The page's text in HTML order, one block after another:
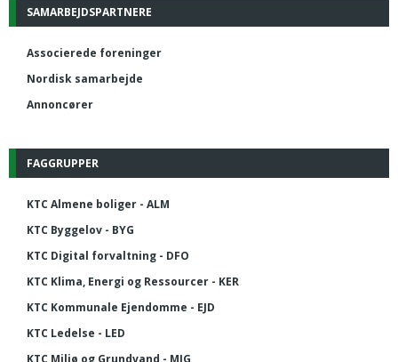
SAMARBEJDSPARTNERE
Associerede foreninger
Nordisk samarbejde
Annoncører
FAGGRUPPER
KTC Almene boliger - ALM
KTC Byggelov - BYG
KTC Digital forvaltning - DFO
KTC Klima, Energi og Ressourcer - KER
KTC Kommunale Ejendomme - EJD
KTC Ledelse - LED
KTC Miljø og Grundvand - MIG